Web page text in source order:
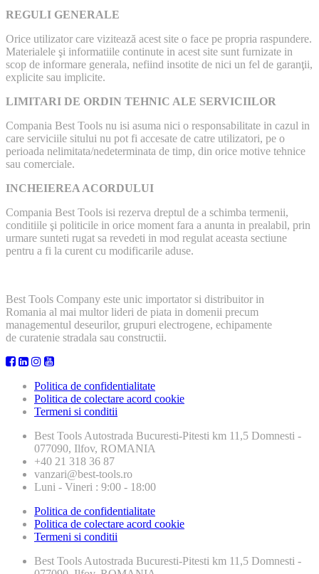
REGULI GENERALE
Orice utilizator care vizitează acest site o face pe propria raspundere.
Materialele şi informatiile continute in acest site sunt furnizate in
scop de informare generala, nefiind insotite de nici un fel de garanţii,
explicite sau implicite.
LIMITARI DE ORDIN TEHNIC ALE SERVICIILOR
Compania Best Tools nu isi asuma nici o responsabilitate in cazul in
care serviciile sitului nu pot fi accesate de catre utilizatori, pe o
perioada nelimitata/nedeterminata de timp, din orice motive tehnice
sau comerciale.
INCHEIEREA ACORDULUI
Compania Best Tools isi rezerva dreptul de a schimba termenii,
conditiile şi politicile in orice moment fara a anunta in prealabil, prin
urmare sunteti rugat sa revedeti in mod regulat aceasta sectiune
pentru a fi la curent cu modificarile aduse.
Best Tools Company este unic importator si distribuitor in
Romania al mai multor lideri de piata in domenii precum
managementul deseurilor, grupuri electrogene, echipamente
de curatenie stradala sau constructii.
Politica de confidentialitate
Politica de colectare acord cookie
Termeni si conditii
Best Tools Autostrada Bucuresti-Pitesti km 11,5 Domnesti -
077090, Ilfov, ROMANIA
+40 21 318 36 87
vanzari@best-tools.ro
Luni - Vineri : 9:00 - 18:00
Politica de confidentialitate
Politica de colectare acord cookie
Termeni si conditii
Best Tools Autostrada Bucuresti-Pitesti km 11,5 Domnesti -